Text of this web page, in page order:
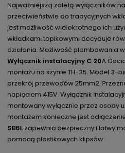
Najważniejszą zaletą wyłączników
przeciwieństwie do tradycyjnych
jest możliwość wielokrotnego ich
wkładkami topikowymi decyduje
działania. Możliwość plombowania w
Wyłącznik instalacyjny C 20A
montażu na szynie TH-35. Model 3-
przekrój przewodów 25mm2.
napięciem 415V. Wyłącznik
montowany wyłącznie przez osoby
montażem konieczne jest
SB6L zapewnia bezpieczny i łatwy
pomocą plastikowych klipsów.